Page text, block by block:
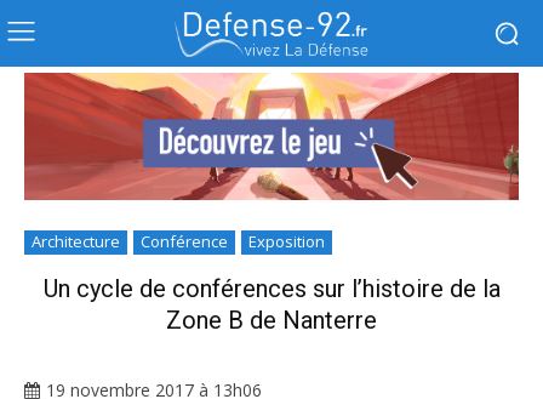
Architecture Conférence Exposition
Un cycle de conférences sur l’histoire de la
Zone B de Nanterre
19 novembre 2017 à 13h06